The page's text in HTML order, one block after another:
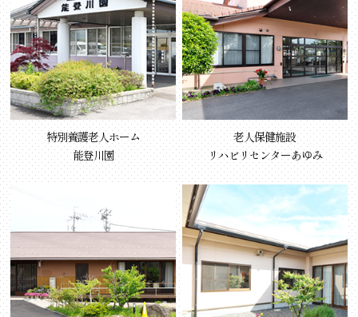
特別養護老人ホーム
能登川園
老人保健施設
リハビリセンターあゆみ